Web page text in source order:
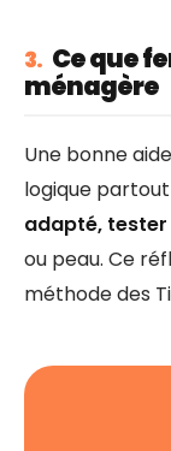
3. Ce que
ménagère
Une bonne
logique
adapté,
ou peau. Ce
méthode des